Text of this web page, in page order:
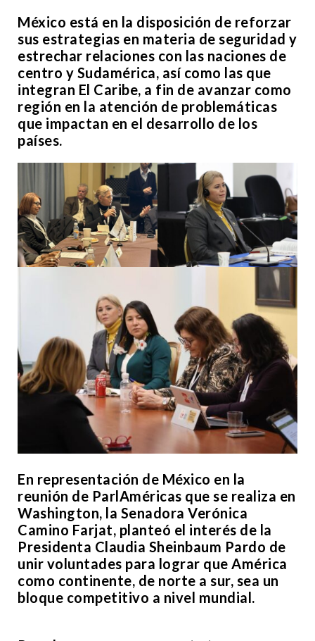
México está en la disposición de reforzar
sus estrategias en materia de seguridad y
estrechar relaciones con las naciones de
centro y Sudamérica, así como las que
integran El Caribe, a fin de avanzar como
región en la atención de problemáticas
que impactan en el desarrollo de los
países.
En representación de México en la
reunión de ParlAméricas que se realiza en
Washington, la Senadora Verónica
Camino Farjat, planteó el interés de la
Presidenta Claudia Sheinbaum Pardo de
unir voluntades para lograr que América
como continente, de norte a sur, sea un
bloque competitivo a nivel mundial.